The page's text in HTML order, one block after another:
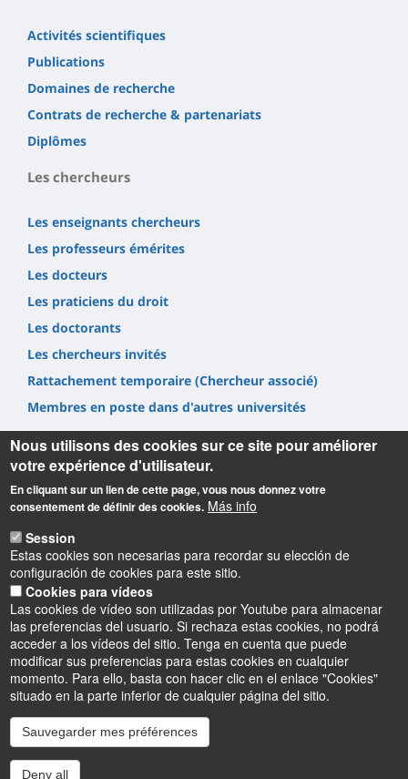
Activités scientifiques
Publications
Domaines de recherche
Contrats de recherche & partenariats
Diplômes
Les chercheurs
Les enseignants chercheurs
Les professeurs émérites
Les docteurs
Les praticiens du droit
Les doctorants
Les chercheurs invités
Rattachement temporaire (Chercheur associé)
Membres en poste dans d'autres universités
Université d'Orléans
Centre de Recherche Juridique Pothier -
UFR Droit, Economie, Gestion - 11 rue de Blois - BP 26739 -
45067 Orléans cedex 2
Contact : crjp@univ-orleans.fr
InstagramLinkedInYoutube
Nous utilisons des cookies sur ce site pour améliorer
votre expérience d'utilisateur.
En cliquant sur un lien de cette page, vous nous donnez votre
consentement de définir des cookies. Más info
Session
Estas cookies son necesarias para recordar su elección de
configuración de cookies para este sitio.
Cookies para vídeos
Las cookies de vídeo son utilizadas por Youtube para almacenar
las preferencias del usuario. Si rechaza estas cookies, no podrá
acceder a los vídeos del sitio. Tenga en cuenta que puede
modificar sus preferencias para estas cookies en cualquier
momento. Para ello, basta con hacer clic en el enlace "Cookies"
situado en la parte inferior de cualquier página del sitio.
Sauvegarder mes préférences
Deny all